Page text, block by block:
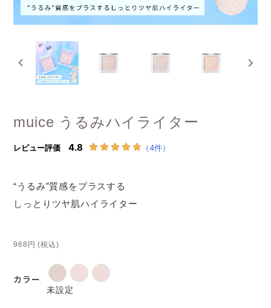
muice うるみハイライター
“うるみ”質感をプラスする
しっとりツヤ肌ハイライター
968円 (税込)
カラー
未設定